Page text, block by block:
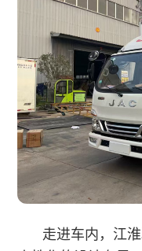
走进车内，江